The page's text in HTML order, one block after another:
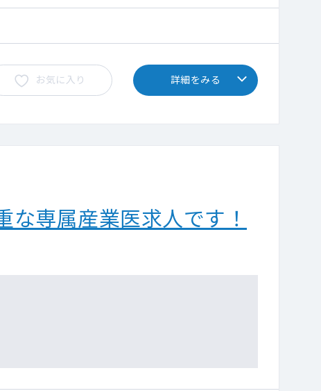
お気に入り 詳細をみる
専属産業医求人です！